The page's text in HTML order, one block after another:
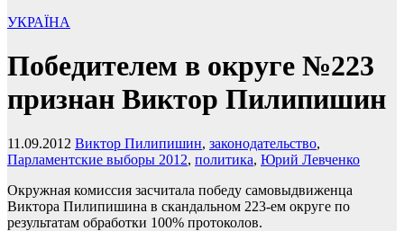
УКРАЇНА
Победителем в округе №223
признан Виктор Пилипишин
11.09.2012 Виктор Пилипишин, законодательство,
Парламентские выборы 2012, политика, Юрий Левченко
Окружная комиссия засчитала победу самовыдвиженца
Виктора Пилипишина в скандальном 223-ем округе по
результатам обработки 100% протоколов.